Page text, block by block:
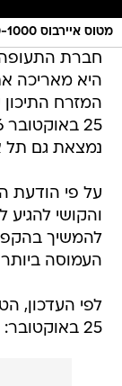
מטוס איירבוס A350-1000 של בריטיש איירווייס
חברת התעופה
היא מאריכה
המזרח
נמצאת גם תל
על פי הודעת
והקושי להגיע
להמשיך
העמוסה
לפי העדכון,
25 באוקטובר: עמאן שבירדן, בחריין, דובאי ותל אביב.